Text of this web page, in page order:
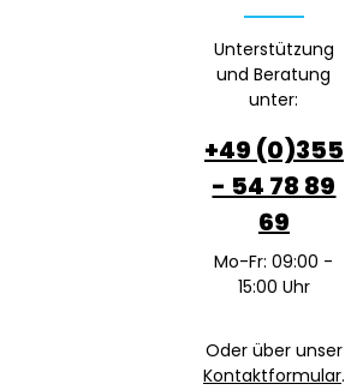
Unterstützung
und Beratung
unter:
+49 (0)355
- 54 78 89
69
Mo-Fr: 09:00 -
15:00 Uhr
Oder über unser
Kontaktformular.